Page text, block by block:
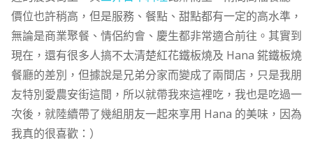
價位也許稍高，但是服務、餐點、甜點都有一定的高水準，
無論是商業聚餐、情侶約會、慶生都非常適合前往。其實到
現在，還有很多人搞不太清楚紅花鐵板燒及 Hana 錵鐵板燒
餐廳的差別，但據說是兄弟分家而變成了兩間店，只是我朋
友特別愛農安街這間，所以就帶我來這裡吃，我也是吃過一
次後，就陸續帶了幾組朋友一起來享用 Hana 的美味，因為
我真的很喜歡：）